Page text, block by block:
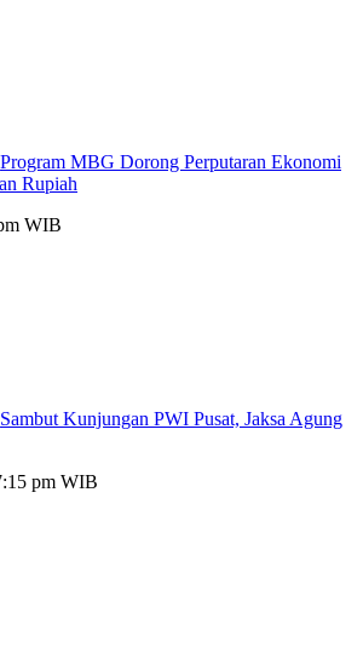
Program MBG Dorong Perputaran Ekonomi
Rupiah
WIB
Sambut Kunjungan PWI Pusat, Jaksa Agung
pm WIB